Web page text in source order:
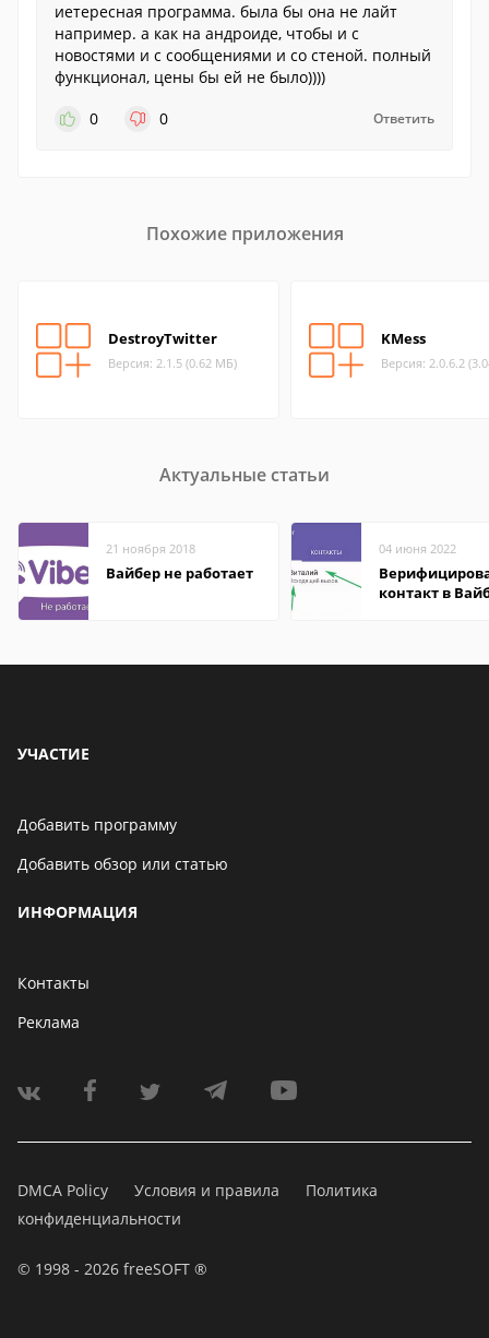
иетересная программа. была бы она не лайт
например. а как на андроиде, чтобы и с
новостями и с сообщениями и со стеной. полный
функционал, цены бы ей не было))))
0
0 Ответить
Похожие приложения
DestroyTwitter
Версия: 2.1.5 (0.62 МБ)
KMess
Версия: 2.0.6.2
Актуальные статьи
21 ноября 2018
Вайбер не работает
04 июня 2022
контакт в
УЧАСТИЕ
Добавить программу
Добавить обзор или статью
ИНФОРМАЦИЯ
Контакты
Реклама
DMCA Policy Условия и правила
Политика
конфиденциальности
© 1998 - 2026 freeSOFT ®